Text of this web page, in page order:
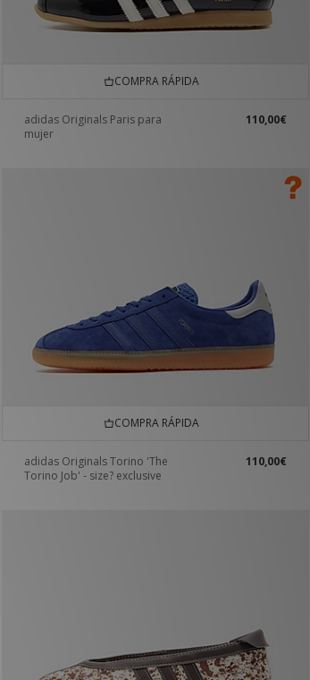
COMPRA RÁPIDA
adidas Originals Paris para
mujer
110,00€
COMPRA RÁPIDA
adidas Originals Torino 'The
Torino Job' - size? exclusive
110,00€